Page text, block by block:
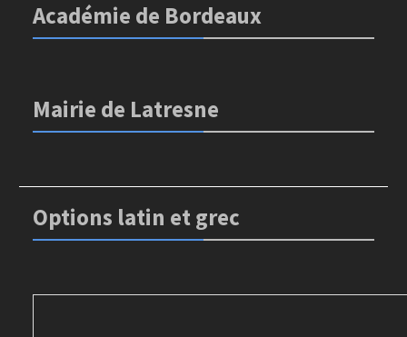
Académie de Bordeaux
Mairie de Latresne
Options latin et grec